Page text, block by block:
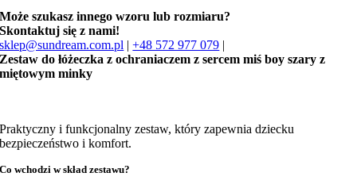
Może szukasz innego wzoru lub rozmiaru?
Skontaktuj się z nami!
sklep@sundream.com.pl |+48 572 977 079 |
Zestaw do łóżeczka z ochraniaczem z sercem miś boy szary z
miętowym minky
Praktyczny i funkcjonalny zestaw, który zapewnia dziecku
bezpieczeństwo i komfort.
Co wchodzi w skład zestawu?